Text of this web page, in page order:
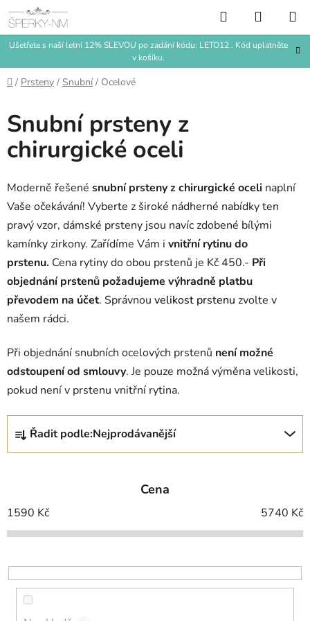
na
obsah
Ušetřete s naší letní 12% SLEVOU po zadání kódu: LETO12 . Kód uplatněte
v košíku.
Hledat
KOŠÍK
Domů
/ Prsteny / Snubní / Ocelové
Snubní prsteny z
chirurgické oceli
Moderně řešené snubní prsteny z chirurgické oceli naplní
Vaše očekávání! Vyberte z široké nádherné nabídky ten
pravý vzor, dámské prsteny jsou navíc zdobené bílými
kamínky zirkony. Zařídíme Vám i vnitřní rytinu do
prstenu. Cena rytiny do obou prstenů je Kč 450.- Při
objednání prstenů požadujeme výhradně platbu
převodem na účet. Správnou velikost prstenu zvolte v
našem rádci.
Při objednání snubních ocelových prstenů není možné
odstoupení od smlouvy. Je pouze možná výměna velikosti,
pokud není v prstenu vnitřní rytina.
z
í
p
o
d
Řadit podle:Nejprodávanější
Cena
1590 Kč 5740 Kč